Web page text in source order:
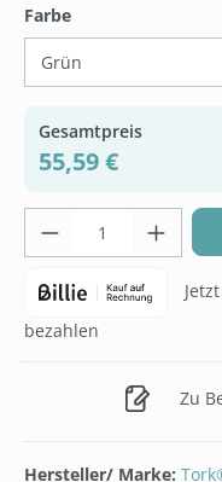
Farbeauswählen
Gesamtpreis
55,59 €
Produkt
bezahlen
Zu
Hersteller/ Marke: